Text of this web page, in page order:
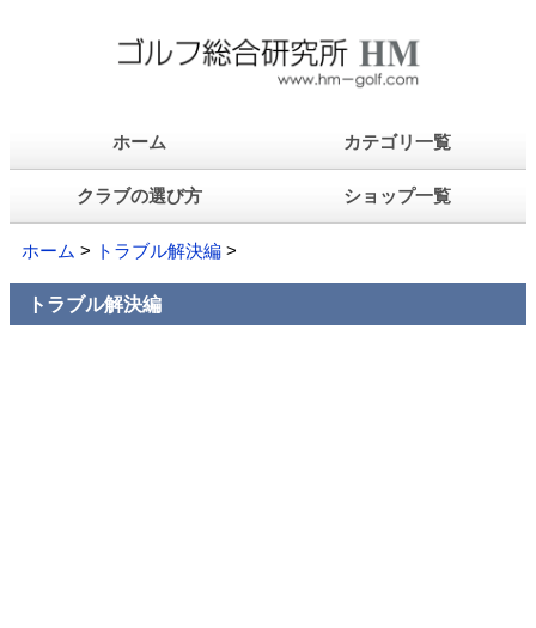
ホーム カテゴリ一覧
クラブの選び方 ショップ一覧
ホーム > トラブル解決編 >
トラブル解決編